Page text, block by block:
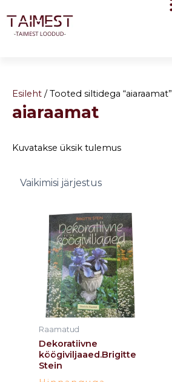
content
Esileht / Tooted siltidega “aiaraamat”
aiaraamat
Kuvatakse üksik tulemus
Raamatud
Dekoratiivne
köögiviljaaed.Brigitte
Stein